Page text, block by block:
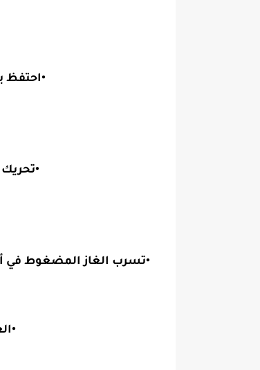
•احتفظ
•تسرب الغاز المضغوط في